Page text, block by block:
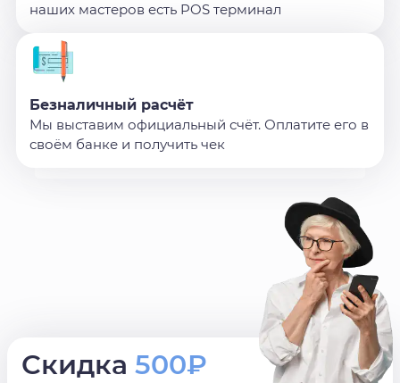
наших мастеров есть POS терминал
Безналичный расчёт
Мы выставим официальный счёт. Оплатите его в
своём банке и получить чек
Скидка 500₽